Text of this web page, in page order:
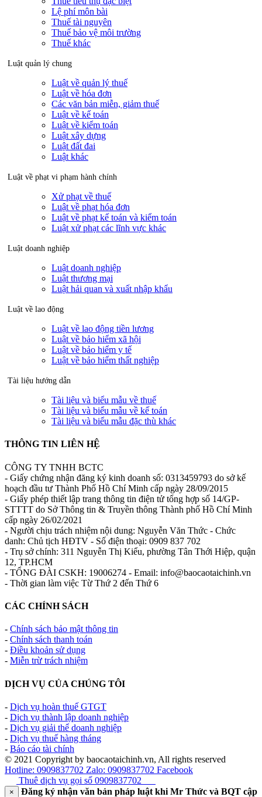
Lệ phí môn bài
Thuế tài nguyên
Thuế bảo vệ môi trường
Thuế khác
Luật quản lý chung
Luật về quản lý thuế
Luật về hóa đơn
Các văn bản miễn, giảm thuế
Luật về kế toán
Luật về kiểm toán
Luật xây dựng
Luật đất đai
Luật khác
Luật về phạt vi phạm hành chính
Xử phạt về thuế
Luật về phạt hóa đơn
Luật về phạt kế toán và kiểm toán
Luật xử phạt các lĩnh vực khác
Luật doanh nghiệp
Luật doanh nghiệp
Luật thương mại
Luật hải quan và xuất nhập khẩu
Luật về lao động
Luật về lao động tiền lương
Luật về bảo hiểm xã hội
Luật về bảo hiểm y tế
Luật về bảo hiểm thất nghiệp
Tài liệu hướng dẫn
Tài liệu và biểu mẫu về thuế
Tài liệu và biểu mẫu về kế toán
Tài liệu và biểu mẫu đặc thù khác
THÔNG TIN LIÊN HỆ
CÔNG TY TNHH BCTC
- Giấy chứng nhận đăng ký kinh doanh số: 0313459793 do sở kế
hoạch đầu tư Thành Phố Hồ Chí Minh cấp ngày 28/09/2015
- Giấy phép thiết lập trang thông tin điện tử tổng hợp số 14/GP-
STTTT do Sở Thông tin & Truyền thông Thành phố Hồ Chí Minh
cấp ngày 26/02/2021
- Người chịu trách nhiệm nội dung: Nguyễn Văn Thức - Chức
danh: Chủ tịch HĐTV - Số điện thoại: 0909 837 702
- Trụ sở chính: 311 Nguyễn Thị Kiểu, phường Tân Thới Hiệp, quận
12, TP.HCM
- TỔNG ĐÀI CSKH: 19006274 - Email: info@baocaotaichinh.vn
- Thời gian làm việc Từ Thứ 2 đến Thứ 6
CÁC CHÍNH SÁCH
- Chính sách bảo mật thông tin
- Chính sách thanh toán
- Điều khoản sử dụng
- Miễn trừ trách nhiệm
DỊCH VỤ CỦA CHÚNG TÔI
- Dịch vụ hoàn thuế GTGT
- Dịch vụ thành lập doanh nghiệp
- Dịch vụ giải thể doanh nghiệp
- Dịch vụ thuế hàng tháng
- Báo cáo tài chính
© 2021 Copyright by baocaotaichinh.vn, All rights reserved
Hotline: 0909837702 Zalo: 0909837702 Facebook
Thuê dịch vụ gọi số 0909837702
×
Đăng ký nhận văn bản pháp luật khi Mr Thức và BQT cập